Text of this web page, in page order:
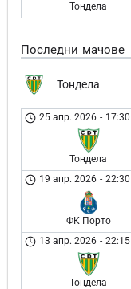
Тондела
Последни мачове
Тондела
25 апр. 2026 - 17:30
Тондела
19 апр. 2026 - 22:30
ФК Порто
13 апр. 2026 - 22:15
Тондела